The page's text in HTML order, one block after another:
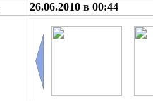
26.06.2010 в 00:44